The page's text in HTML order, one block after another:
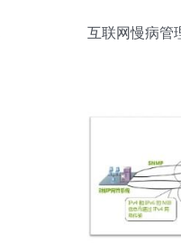
互联网慢病管